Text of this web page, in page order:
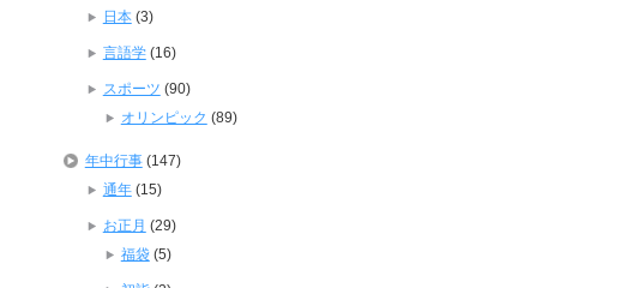
日本(3)
言語学(16)
スポーツ (90)
オリンピック (89)
年中行事(147)
通年(15)
お正月 (29)
福袋(5)